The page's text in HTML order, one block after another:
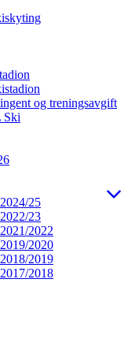
og treningsavgift
Ski
25
23
2022
2020
2019
2018